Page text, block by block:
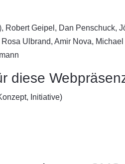
Robert Geipel, Dan Penschuck,
Ulbrand, Amir Nova,
diese
Initiative)